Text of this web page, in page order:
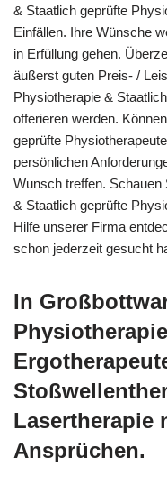
& Staatlich geprüfte
Einfällen. Ihre Wünsche
in Erfüllung gehen.
äußerst guten Preis- /
Physiotherapie &
offerieren werden.
geprüfte
persönlichen
Wunsch treffen.
& Staatlich geprüfte
Hilfe unserer Firma
schon jederzeit gesucht
In
Lasertherapie
Ansprüchen.